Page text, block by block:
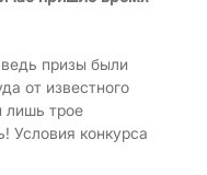
призы были
от известного
лишь трое
Условия конкурса